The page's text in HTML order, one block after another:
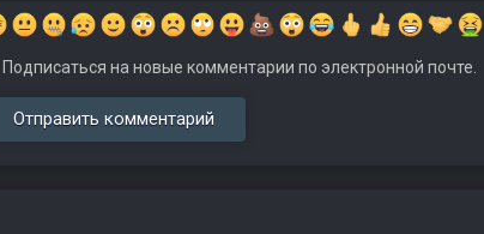
Подписаться на новые комментарии по электронной почте.